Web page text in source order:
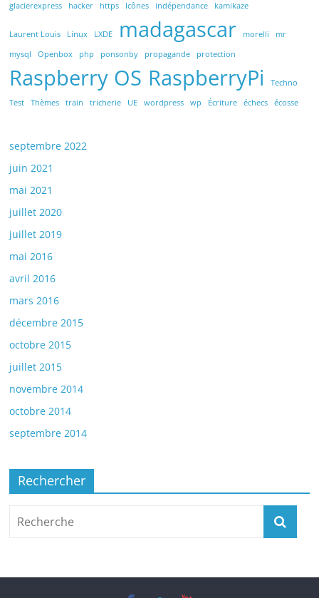
glacierexpress
hacker https Icônes indépendance kamikaze
Laurent Louis Linux LXDE madagascar morelli
mr
mysql
Openbox php ponsonby propagande protection
Raspberry OS RaspberryPi
Techno
Test
Thèmes train tricherie UE wordpress wp Écriture échecs écosse
septembre 2022
juin 2021
mai 2021
juillet 2020
juillet 2019
mai 2016
avril 2016
mars 2016
décembre 2015
octobre 2015
juillet 2015
novembre 2014
octobre 2014
septembre 2014
Rechercher